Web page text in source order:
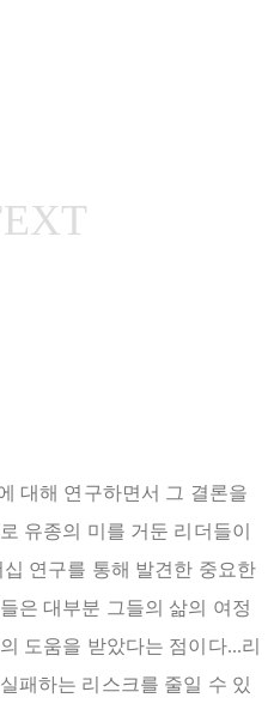
대해 연구하면서 그 결론을
유종의 미를 거둔 리더들이
연구를 통해 발견한 중요한
은 대부분 그들의 삶의 여정
도움을 받았다는 점이다...리
패하는 리스크를 줄일 수 있